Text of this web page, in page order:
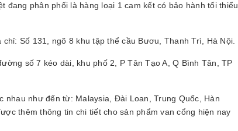
đang phân phối là hàng loại 1 cam kết có bảo hành tối thiểu
chỉ: Số 131, ngõ 8 khu tập thể cầu Bươu, Thanh Trì, Hà Nội.
số 7 kéo dài, khu phố 2, P Tân Tạo A, Q Bình Tân, TP
như đến từ: Malaysia, Đài Loan, Trung Quốc, Hàn
thêm thông tin chi tiết cho sản phẩm van cổng hiện nay